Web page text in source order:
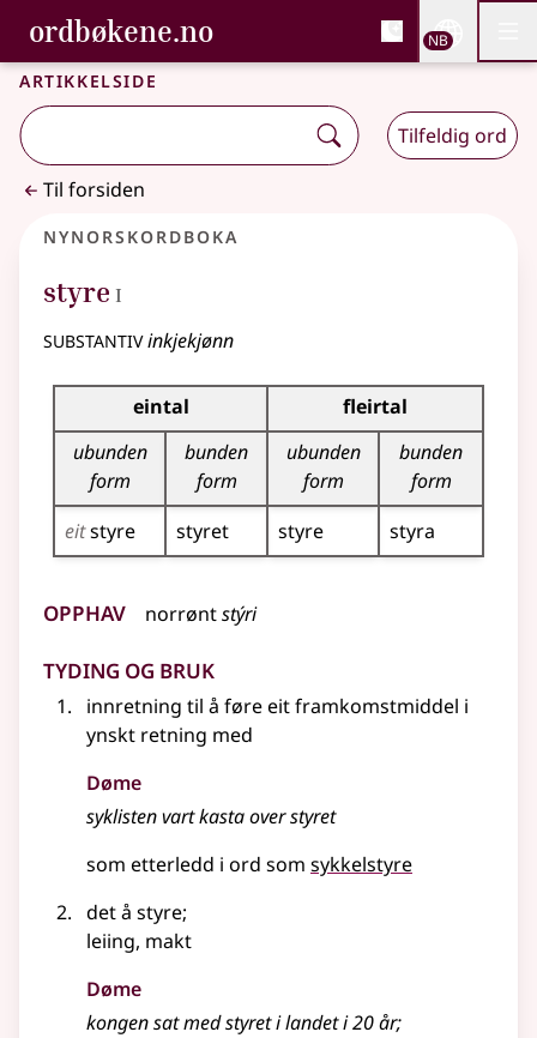
Gå til hovedinnhold
Tilgjengelighet
ordbøkene.no, Bokmålsordboka og
Bokmålsordboka og Nynorskordboka
NB
Artikkelside
Tilfeldig ord
Til forsiden
Nynorskordboka
styre 1
I
substantivinkjekjønn
Bøyningstabell for dette substantivet
eintal
fleirtal
ubunden
form
bunden
form
ubunden
form
bunden
form
eitstyre styret styre styra
Opphav norrøntstýri
Tyding og bruk
innretning til å føre eit framkomstmiddel i
ynskt retning med
Døme
syklisten vart kasta over styret
som etterledd i ord som sykkelstyre
det å styre;
leiing, makt
Døme
kongen sat med styret i landet i 20 år;